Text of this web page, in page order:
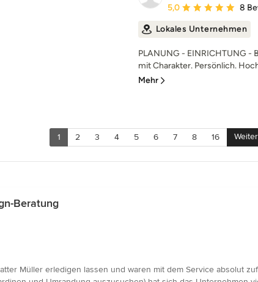
Durchschnittliche
5,0 8
Lokales Unternehmen
PLANUNG - EINRICHTUNG -
mit Charakter. Persönlich.
Mehr
1 2 3 4 5 6 7 8 16 Weiter
Beratung
Müller erledigen lassen und waren mit dem Service absolut